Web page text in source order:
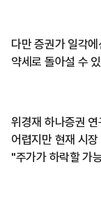
다만 증권가 일각
약세로 돌아설 수
위경재 하나증권
어렵지만 현재 시
"주가가 하락할 가